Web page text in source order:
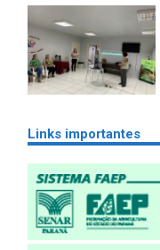
Links importantes